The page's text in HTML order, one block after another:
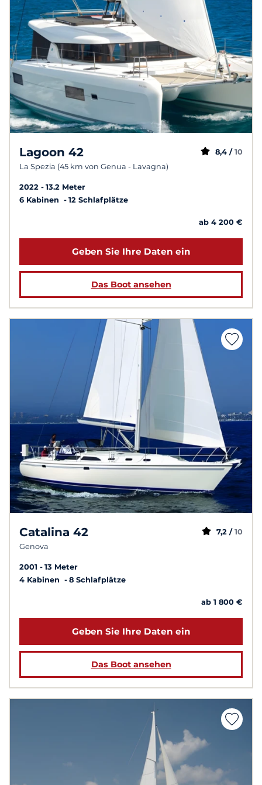
Lagoon 42
La Spezia (45 km von Genua - Lavagna)
8,4 / 10
2022
13.2 Meter
6 Kabinen
12 Schlafplätze
ab 4 200 €
Geben Sie Ihre Daten ein
Das Boot ansehen
Catalina 42
Genova
7,2 / 10
2001
13 Meter
4 Kabinen
8 Schlafplätze
ab 1 800 €
Geben Sie Ihre Daten ein
Das Boot ansehen